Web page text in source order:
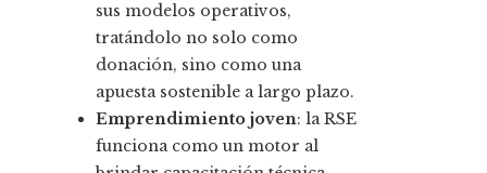
sus modelos operativos,
tratándolo no solo como
donación, sino como una
apuesta sostenible a largo plazo.
Emprendimiento joven: la RSE
funciona como un motor al